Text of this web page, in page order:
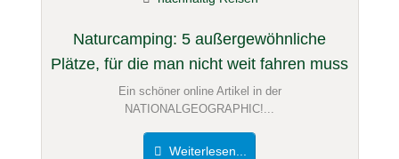
Naturcamping: 5 außergewöhnliche
Plätze, für die man nicht weit fahren muss
Ein schöner online Artikel in der
NATIONALGEOGRAPHIC!...
Weiterlesen...